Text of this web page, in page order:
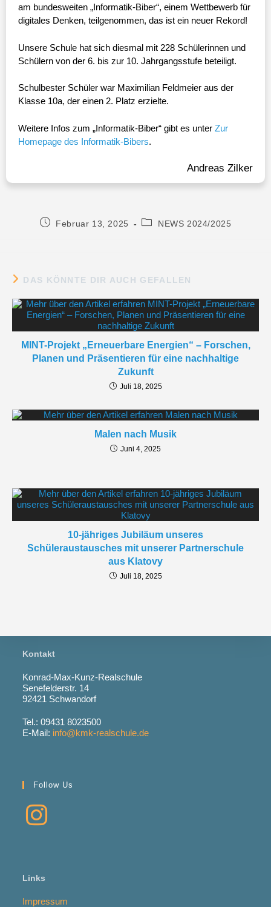
am bundesweiten „Informatik-Biber“, einem Wettbewerb für
digitales Denken, teilgenommen, das ist ein neuer Rekord!
Unsere Schule hat sich diesmal mit 228 Schülerinnen und
Schülern von der 6. bis zur 10. Jahrgangsstufe beteiligt.
Schulbester Schüler war Maximilian Feldmeier aus der
Klasse 10a, der einen 2. Platz erzielte.
Weitere Infos zum „Informatik-Biber“ gibt es unter Zur
Homepage des Informatik-Bibers.
Andreas Zilker
Februar 13, 2025 NEWS 2024/2025
DAS KÖNNTE DIR AUCH GEFALLEN
MINT-Projekt „Erneuerbare Energien“ – Forschen,
Planen und Präsentieren für eine nachhaltige
Zukunft
Juli 18, 2025
Malen nach Musik
Juni 4, 2025
10-jähriges Jubiläum unseres
Schüleraustausches mit unserer Partnerschule
aus Klatovy
Juli 18, 2025
Kontakt
Konrad-Max-Kunz-Realschule
Senefelderstr. 14
92421 Schwandorf
Tel.: 09431 8023500
E-Mail: info@kmk-realschule.de
Follow Us
Links
Impressum